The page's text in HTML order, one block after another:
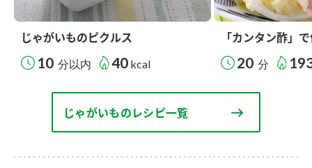
じゃがいものピクルス
10 分以内 40 kcal
「カンタン酢」
20 分
じゃがいものレシピ一覧